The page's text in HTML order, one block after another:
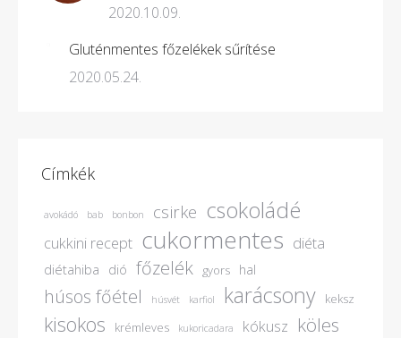
2020.10.09.
Gluténmentes főzelékek sűrítése
2020.05.24.
Címkék
avokádó bab bonbon csirke csokoládé
cukkini recept cukormentes diéta
diétahiba dió főzelék gyors hal
húsos főétel húsvét karfiol karácsony keksz
kisokos krémleves kukoricadara kókusz köles